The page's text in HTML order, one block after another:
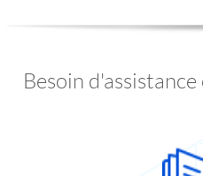
Besoin